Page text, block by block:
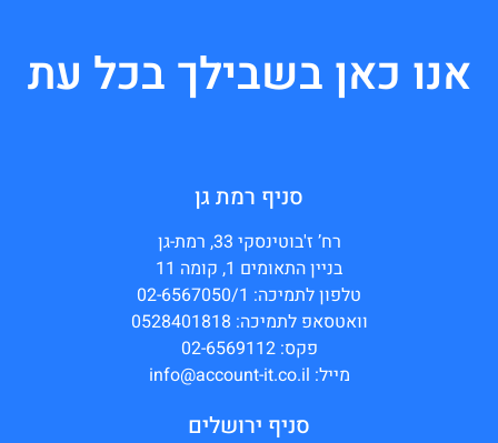
אנו כאן בשבילך בכל עת
סניף רמת גן
רח’ ז'בוטינסקי 33, רמת-גן
בניין התאומים 1, קומה 11
טלפון לתמיכה: 02-6567050/1
וואטסאפ לתמיכה: 0528401818
פקס: 02-6569112
מייל: info@account-it.co.il
סניף ירושלים